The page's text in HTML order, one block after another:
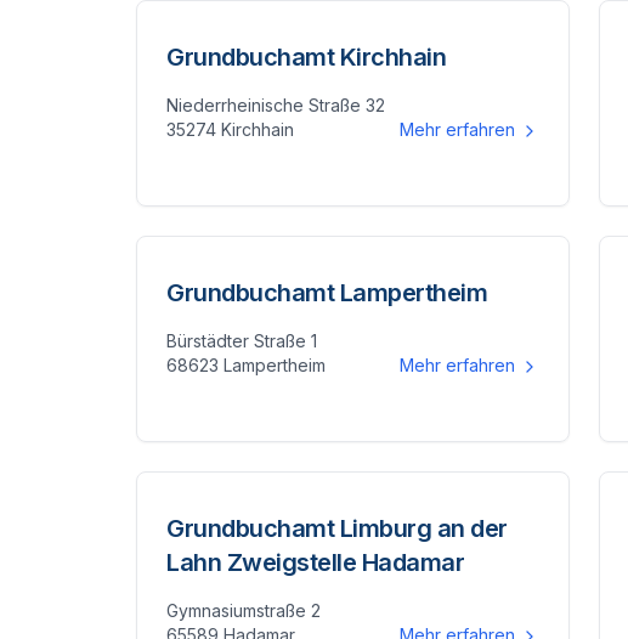
Grundbuchamt Kirchhain
Niederrheinische Straße 32
35274 Kirchhain
Mehr erfahren
Grundbuchamt Lampertheim
Bürstädter Straße 1
68623 Lampertheim
Mehr erfahren
Grundbuchamt Limburg an der
Lahn Zweigstelle Hadamar
Gymnasiumstraße 2
65589 Hadamar
Mehr erfahren